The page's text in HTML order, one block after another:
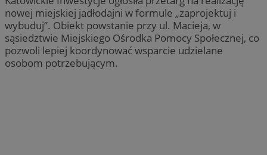
nowej miejskiej jadłodajni w formule „zaprojektuj i
wybuduj”. Obiekt powstanie przy ul. Macieja, w
sąsiedztwie Miejskiego Ośrodka Pomocy Społecznej, co
pozwoli lepiej koordynować wsparcie udzielane
osobom potrzebującym.